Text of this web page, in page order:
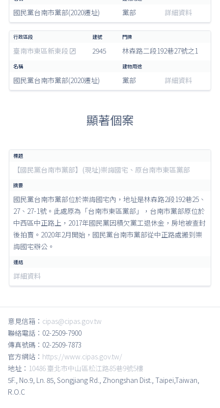
國民黨台南市黨部(2020遷址) 黨部 詳細資料
臺南市東區新東段 2945 林森路二段192巷27號之1
國民黨台南市黨部(2020遷址) 黨部 詳細資料
顯著個案
【國民黨台南市黨部】(現址)崇誨國宅、原台南市東區黨部
國民黨台南市黨部位於崇誨國宅內，地址是林森路2段192巷25、
27、27-1號。此處原為「台南市東區黨部」，台南市黨部原位於
中西區中正路上，2017年國民黨因積欠黨工退休金，房地被查封
後拍賣。2020年2月開始，國民黨台南市黨部從中正路處搬到崇
誨國宅辦公。
詳細資料
意見信箱： cipas@cipas.gov.tw
聯絡電話：02-2509-7900
傳真號碼：02-2509-7873
官方網站： https://www.cipas.gov.tw/
地址： 10486 臺北市中山區松江路85巷9號5樓
5F., No.9, Ln. 85, Songjiang Rd., Zhongshan Dist., Taipei,Taiwan,
R.O.C